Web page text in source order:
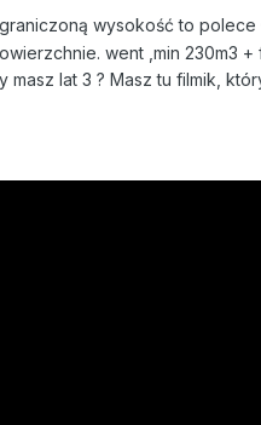
wysokość to
went ,min 230m3
lat 3 ? Masz tu filmik,